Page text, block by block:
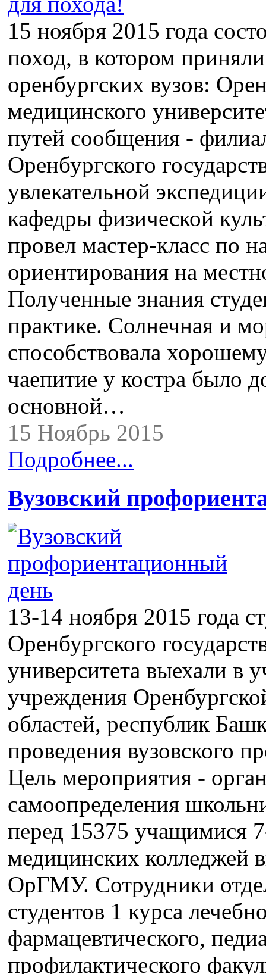
15 ноября 2015 года
поход, в котором
оренбургских вузов:
медицинского
путей сообщения -
Оренбургского
увлекательной
кафедры физической
провел мастер-класс по
ориентирования на
Полученные знания
практике. Солнечная и
способствовала
чаепитие у костра было
основной…
15 Ноябрь 2015
Подробнее...
Вузовский
13-14 ноября 2015 года
Оренбургского
университета выехали в
учреждения
областей, республик
проведения вузовского
Цель мероприятия -
самоопределения
перед 15375 учащимися
медицинских колледжей
ОрГМУ. Сотрудники
студентов 1 курса
фармацевтического,
профилактического